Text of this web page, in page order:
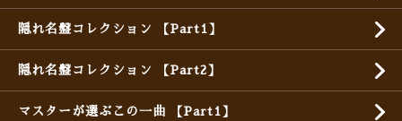
隠れ名盤コレクション 【Part1】
隠れ名盤コレクション 【Part2】
マスターが選ぶこの一曲 【Part1】